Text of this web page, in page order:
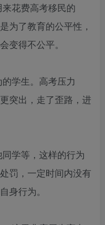
花费高考移民的
为了教育的公平性，
变得不公平。
学生。高考压力
突出，走了歪路，进
学等，这样的行为
罚，一定时间内没有
身行为。